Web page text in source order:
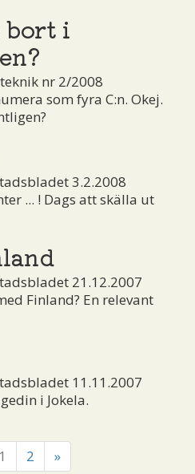
bort i
nr 2/2008
som fyra C:n. Okej.
3.2.2008
... ! Dags att skälla ut
21.12.2007
Finland? En relevant
11.11.2007
i Jokela.
1 2 »